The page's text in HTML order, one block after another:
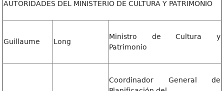
AUTORIDADES DEL MINISTERIO DE CULTURA Y PATRIMONIO
Guillaume Long
Ministro de Cultura y
Patrimonio
Coordinador General de